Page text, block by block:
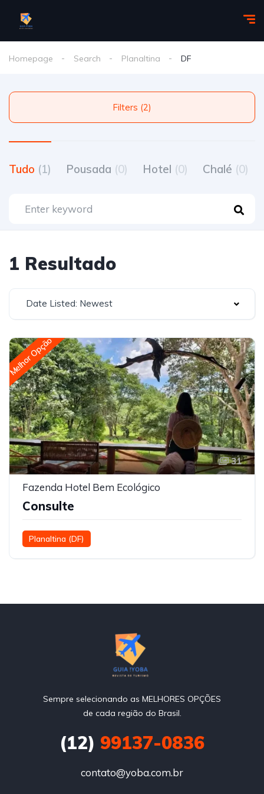
Homepage Search Planaltina DF
Filters (2)
Tudo (1) Pousada (0) Hotel (0) Chalé (0)
1 Resultado
Date Listed: Newest
Melhor Opção
31
Fazenda Hotel Bem Ecológico
Consulte
Planaltina (DF)
Sempre selecionando as MELHORES OPÇÕES
de cada região do Brasil.
(12) 99137-0836
contato@yoba.com.br